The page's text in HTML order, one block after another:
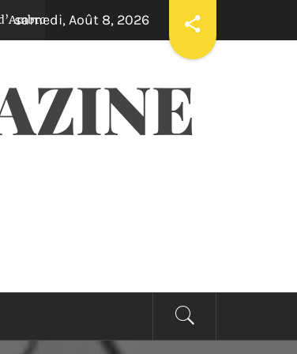
Il y a 3 ans Ama Ata Aidoo : une écrivaine
samedi, Août 8, 2026